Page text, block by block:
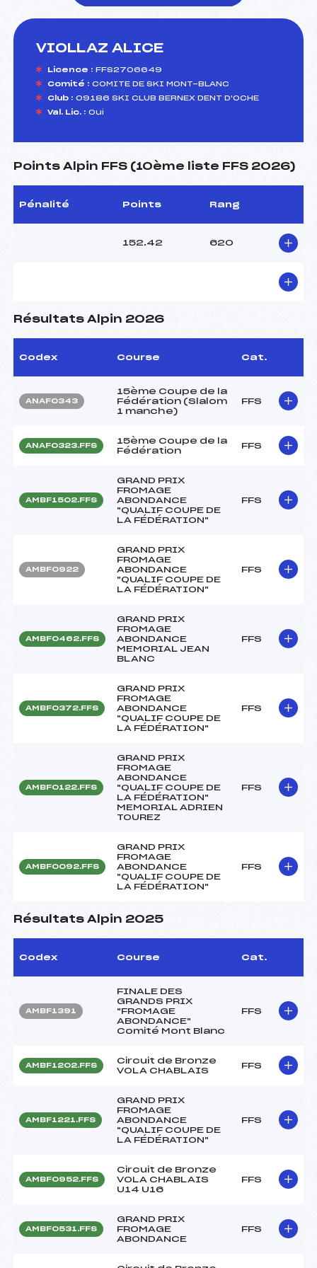
VIOLLAZ ALICE
Licence : FFS2706649
Comité : COMITE DE SKI MONT-BLANC
Club : 09186 SKI CLUB BERNEX DENT D'OCHE
Val. Lic. : Oui
Points Alpin FFS (10ème liste FFS 2026)
Pénalité Points Rang
152.42 620
Résultats Alpin 2026
Codex Course Cat.
ANAF0343
15ème Coupe de la
Fédération (Slalom
1 manche)
FFS
ANAF0323.FFS
15ème Coupe de la
Fédération
FFS
AMBF1502.FFS
GRAND PRIX
FROMAGE
ABONDANCE
"QUALIF COUPE DE
LA FÉDÉRATION"
FFS
AMBF0922
GRAND PRIX
FROMAGE
ABONDANCE
"QUALIF COUPE DE
LA FÉDÉRATION"
FFS
AMBF0462.FFS
GRAND PRIX
FROMAGE
ABONDANCE
MEMORIAL JEAN
BLANC
FFS
AMBF0372.FFS
GRAND PRIX
FROMAGE
ABONDANCE
"QUALIF COUPE DE
LA FÉDÉRATION"
FFS
AMBF0122.FFS
GRAND PRIX
FROMAGE
ABONDANCE
"QUALIF COUPE DE
LA FÉDÉRATION"
MEMORIAL ADRIEN
TOUREZ
FFS
AMBF0092.FFS
GRAND PRIX
FROMAGE
ABONDANCE
"QUALIF COUPE DE
LA FÉDÉRATION"
FFS
Résultats Alpin 2025
Codex Course Cat.
AMBF1391
FINALE DES
GRANDS PRIX
"FROMAGE
ABONDANCE"
Comité Mont Blanc
FFS
AMBF1202.FFS
Circuit de Bronze
VOLA CHABLAIS
FFS
AMBF1221.FFS
GRAND PRIX
FROMAGE
ABONDANCE
"QUALIF COUPE DE
LA FÉDÉRATION"
FFS
AMBF0952.FFS
Circuit de Bronze
VOLA CHABLAIS
U14 U16
FFS
AMBF0531.FFS
GRAND PRIX
FROMAGE
ABONDANCE
FFS